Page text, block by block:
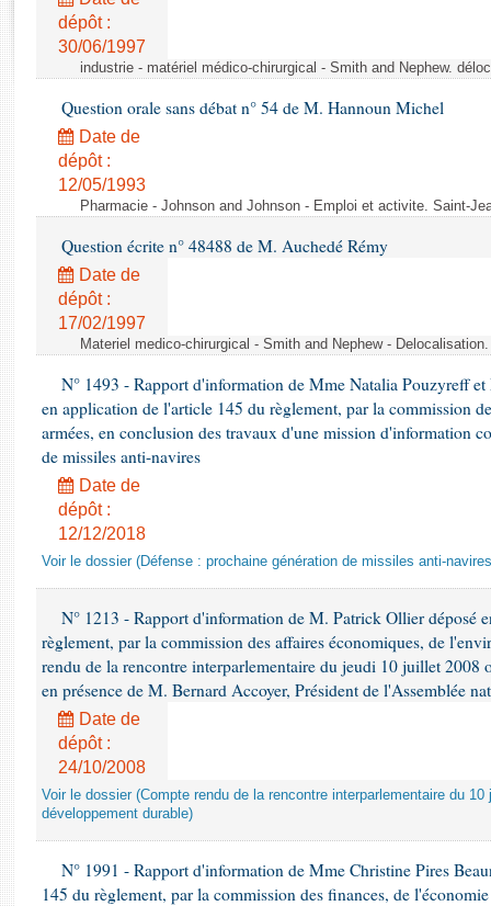
Rapports d'enquête
Rapports législatifs
Dossiers législatifs
Budget et sécurité sociale
Questions écrites et orales
dépôt :
30/06/1997
industrie - matériel médico-chirurgical - Smith and Nephew.
Question orale sans débat n° 54 de M. Hannoun Michel
Date de
dépôt :
12/05/1993
Pharmacie - Johnson and Johnson - Emploi et activite. Saint-
Question écrite n° 48488 de M. Auchedé Rémy
Date de
dépôt :
17/02/1997
Materiel medico-chirurgical - Smith and Nephew -
N° 1493 - Rapport d'information de Mme Natalia Pouzyreff
en application de l'article 145 du règlement, par la commission
armées, en conclusion des travaux d'une mission d'information
de missiles anti-navires
Date de
dépôt :
12/12/2018
Voir le dossier (Défense : prochaine génération de missiles anti-
N° 1213 - Rapport d'information de M. Patrick Ollier déposé
règlement, par la commission des affaires économiques, de
rendu de la rencontre interparlementaire du jeudi 10 juillet 2008
en présence de M. Bernard Accoyer, Président de l'Assemblée
Date de
dépôt :
24/10/2008
Voir le dossier (Compte rendu de la rencontre interparlementaire du
développement durable)
N° 1991 - Rapport d'information de Mme Christine Pires
145 du règlement, par la commission des finances, de